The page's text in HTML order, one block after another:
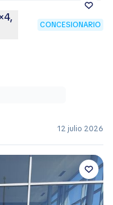
CONCESIONARIO
12 julio 2026